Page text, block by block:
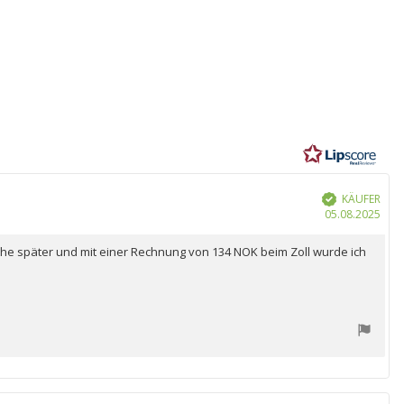
Verifiziert
KÄUFER
05.08.2025
später und mit einer Rechnung von 134 NOK beim Zoll wurde ich